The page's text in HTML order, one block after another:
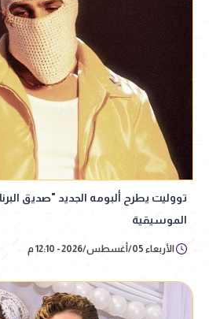
تووليت يطرح ألبومه الجديد "صديق
الموسيقية
الأربعاء 05/أغسطس/2026 - 12:10 م